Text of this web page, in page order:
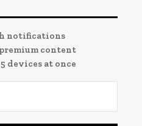
notifications
content
devices at once